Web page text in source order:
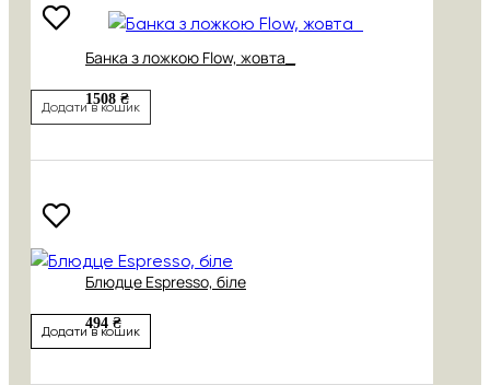
Банка з ложкою Flow, жовта_
1508 ₴
Додати в кошик
Блюдце Espresso, біле
494 ₴
Додати в кошик